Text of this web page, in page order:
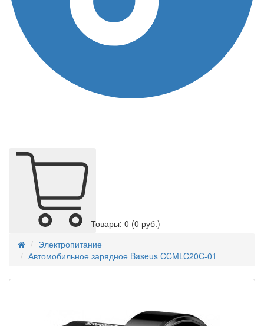
Товары: 0 (0 руб.)
Электропитание
Автомобильное зарядное Baseus CCMLC20C-01